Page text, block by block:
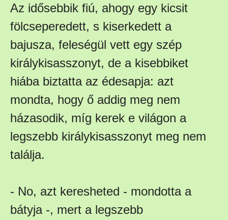
Az idősebbik fiú, ahogy egy kicsit
fölcseperedett, s kiserkedett a
bajusza, feleségül vett egy szép
királykisasszonyt, de a kisebbiket
hiába biztatta az édesapja: azt
mondta, hogy ő addig meg nem
házasodik, míg kerek e világon a
legszebb királykisasszonyt meg nem
találja.
- No, azt keresheted - mondotta a
bátyja -, mert a legszebb